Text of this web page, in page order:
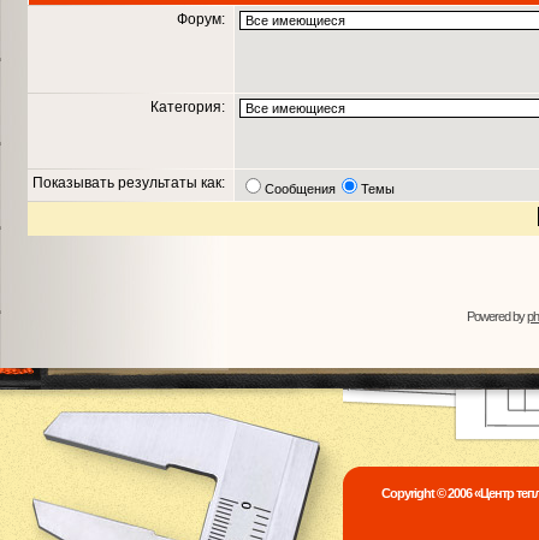
Форум:
Категория:
Показывать результаты как: Сообщения Темы
Powered by
Copyright © 2006 «Центр